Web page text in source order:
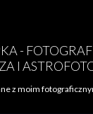
-
I
z moim